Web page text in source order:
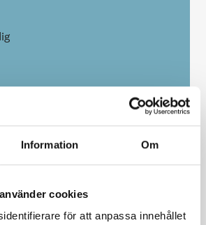
Information Om
cookies
för att anpassa innehållet
Prevent, HRF och Unionen.